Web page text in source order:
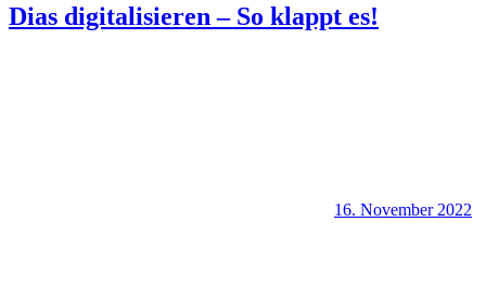
Dias digitalisieren – So klappt es!
16. November 2022